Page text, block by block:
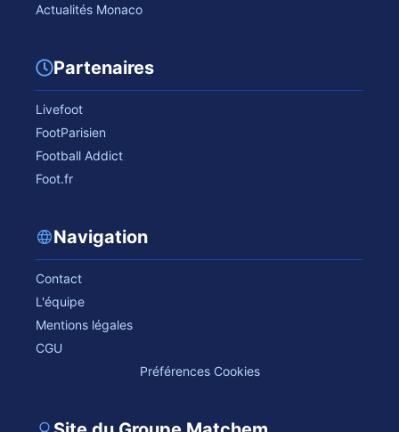
Actualités Monaco
Partenaires
Livefoot
FootParisien
Football Addict
Foot.fr
Navigation
Contact
L'équipe
Mentions légales
CGU
Préférences Cookies